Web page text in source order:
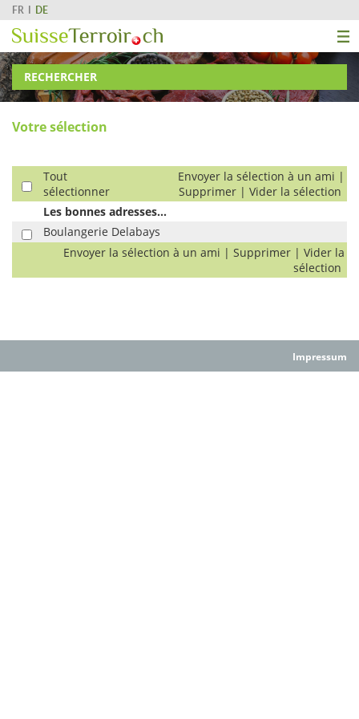
FR DE
RECHERCHER
Votre sélection
Tout
sélectionner
Envoyer la sélection à un ami |
Supprimer | Vider la sélection
Les bonnes adresses...
Boulangerie Delabays
Envoyer la sélection à un ami | Supprimer | Vider la
sélection
Impressum